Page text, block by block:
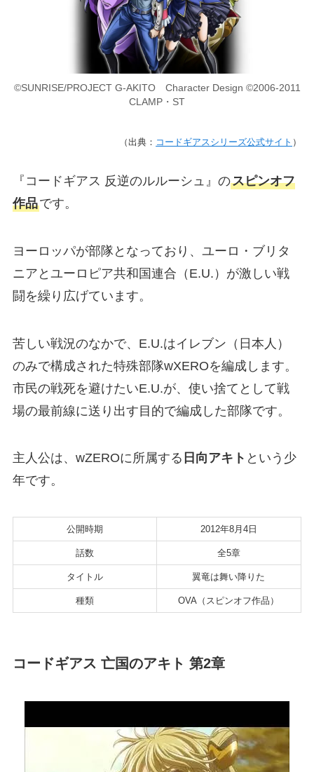
©SUNRISE/PROJECT G-AKITO Character Design ©2006-2011
CLAMP・ST
（出典： コードギアスシリーズ公式サイト ）
『コードギアス 反逆のルルーシュ』のスピンオフ
作品です。
ヨーロッパが部隊となっており、ユーロ・ブリタ
ニアとユーロピア共和国連合（E.U.）が激しい戦
闘を繰り広げています。
苦しい戦況のなかで、E.U.はイレブン（日本人）
のみで構成された特殊部隊wXEROを編成します。
市民の戦死を避けたいE.U.が、使い捨てとして戦
場の最前線に送り出す目的で編成した部隊です。
主人公は、wZEROに所属する 日向アキト という少
年です。
公開時期 2012年8月4日
話数 全5章
タイトル 翼竜は舞い降りた
種類 OVA（スピンオフ作品）
コードギアス 亡国のアキト 第2章